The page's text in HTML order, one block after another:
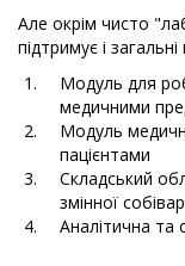
Але окрім чисто
підтримує і
Модуль для
медичними
Модуль
пацієнтами
Складський
змінної
Аналітична та